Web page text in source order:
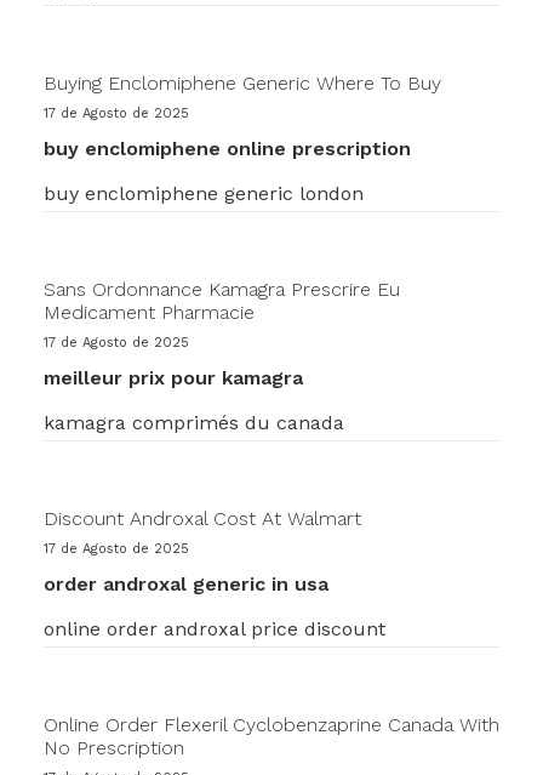
Buying Enclomiphene Generic Where To Buy
17 de Agosto de 2025
buy enclomiphene online prescription
buy enclomiphene generic london
Sans Ordonnance Kamagra Prescrire Eu
Medicament Pharmacie
17 de Agosto de 2025
meilleur prix pour kamagra
kamagra comprimés du canada
Discount Androxal Cost At Walmart
17 de Agosto de 2025
order androxal generic in usa
online order androxal price discount
Online Order Flexeril Cyclobenzaprine Canada With
No Prescription